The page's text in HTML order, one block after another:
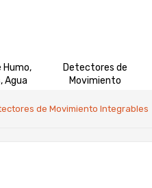
Humo,
Agua
Detectores de
Movimiento
de Movimiento Integrables